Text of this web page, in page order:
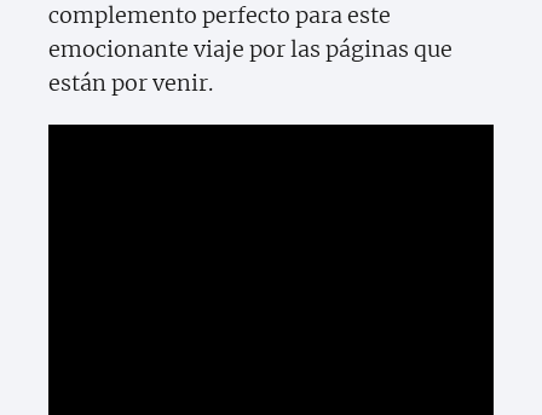
complemento perfecto para este
emocionante viaje por las páginas que
están por venir.